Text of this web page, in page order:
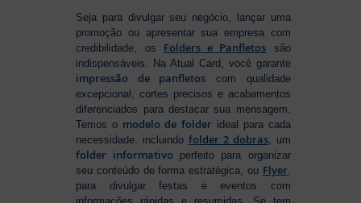
Seja para divulgar seu negócio, lançar uma
promoção ou apresentar sua empresa com
credibilidade, os Folders e Panfletos são
indispensáveis. Na Atual Card, você garante
impressão de panfletos com qualidade
excepcional, cortes precisos e acabamentos
diferenciados para destacar sua mensagem.
Temos o modelo de folder ideal para cada
necessidade, incluindofolder 2 dobras, um
folder informativo perfeito para organizar
seu conteúdo de forma estratégica, ou Flyer
para divulgar festas e eventos com